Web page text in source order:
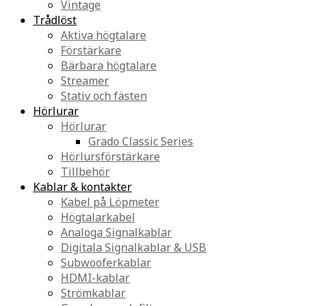
Vintage
Trådlöst
Aktiva högtalare
Förstärkare
Bärbara högtalare
Streamer
Stativ och fästen
Hörlurar
Hörlurar
Grado Classic Series
Hörlursförstärkare
Tillbehör
Kablar & kontakter
Kabel på Löpmeter
Högtalarkabel
Analoga Signalkablar
Digitala Signalkablar & USB
Subwooferkablar
HDMI-kablar
Strömkablar